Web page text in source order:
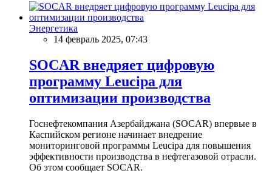
Энергетика
14 февраль 2025, 07:43
SOCAR внедряет цифровую
программу Leucipa для
оптимизации производства
Госнефтекомпания Азербайджана (SOCAR) впервые в
Каспийском регионе начинает внедрение
мониторинговой программы Leucipa для повышения
эффективности производства в нефтегазовой отрасли.
Об этом сообщает SOCAR.